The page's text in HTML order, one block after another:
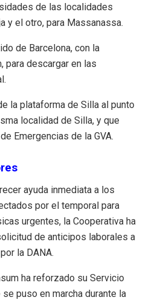
de las localidades
y el otro, para Massanassa.
de Barcelona, con la
para descargar en las
la plataforma de Silla al punto
localidad de Silla, y que
Emergencias de la GVA.
ayuda inmediata a los
por el temporal para
urgentes, la Cooperativa ha
de anticipos laborales a
la DANA.
ha reforzado su Servicio
puso en marcha durante la